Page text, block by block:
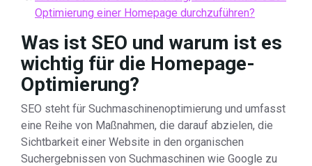
Optimierung einer Homepage durchzuführen?
Was ist SEO und warum ist es
wichtig für die Homepage-
Optimierung?
SEO steht für Suchmaschinenoptimierung und umfasst
eine Reihe von Maßnahmen, die darauf abzielen, die
Sichtbarkeit einer Website in den organischen
Suchergebnissen von Suchmaschinen wie Google zu